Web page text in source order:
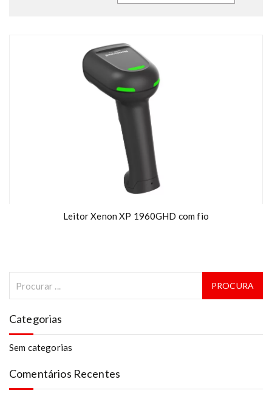
Leitor Xenon XP 1960GHD com fio
Categorias
Sem categorias
Comentários Recentes